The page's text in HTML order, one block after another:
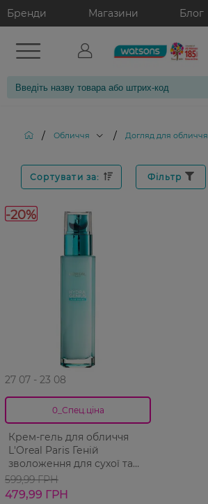
Бренди Магазини Блог
/ Обличчя / Догляд для обличчя
Сортувати за: Фільтр
-20%
27 07 - 23 08
0_Спец.ціна
Крем-гель для обличчя
L'Oreal Paris Геній
зволоження для сухої та
чутливої шкіри обличчя 70
мл
599,99 ГРН
479,99 ГРН